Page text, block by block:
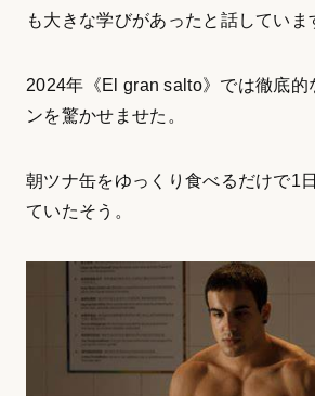
も大きな学びがあったと話していま
2024年《El gran salto》では徹底的
ンを驚かせませた。
朝ツナ缶をゆっくり食べるだけで1
ていたそう。